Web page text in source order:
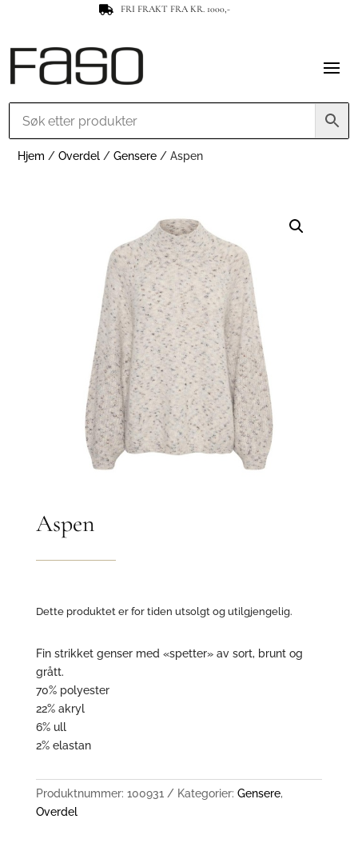
 FRI FRAKT FRA KR. 1000,-
Hjem /Overdel /Gensere / Aspen
Aspen
Dette produktet er for tiden utsolgt og utilgjengelig.
Fin strikket genser med «spetter» av sort, brunt og
grått.
70% polyester
22% akryl
6% ull
2% elastan
Produktnummer: 100931 Kategorier: Gensere,
Overdel